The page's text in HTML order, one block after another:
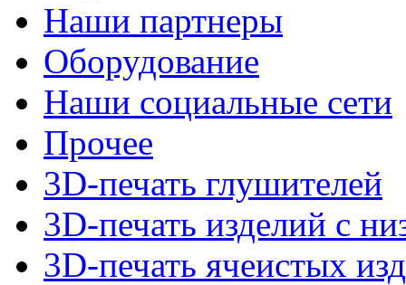
Наши партнеры
Оборудование
Наши социальные сети
Прочее
3D-печать глушителей
3D-печать изделий с
3D-печать ячеистых